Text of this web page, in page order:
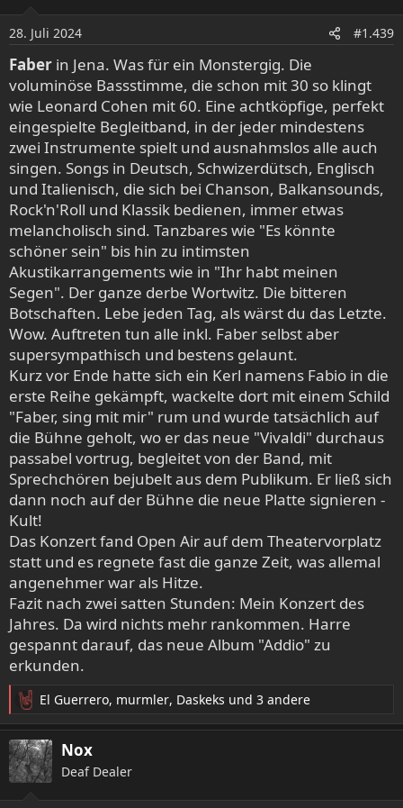
n
e
n
:
28. Juli 2024 #1.439
Faber in Jena. Was für ein Monstergig. Die
voluminöse Bassstimme, die schon mit 30 so klingt
wie Leonard Cohen mit 60. Eine achtköpfige, perfekt
eingespielte Begleitband, in der jeder mindestens
zwei Instrumente spielt und ausnahmslos alle auch
singen. Songs in Deutsch, Schwizerdütsch, Englisch
und Italienisch, die sich bei Chanson, Balkansounds,
Rock'n'Roll und Klassik bedienen, immer etwas
melancholisch sind. Tanzbares wie "Es könnte
schöner sein" bis hin zu intimsten
Akustikarrangements wie in "Ihr habt meinen
Segen". Der ganze derbe Wortwitz. Die bitteren
Botschaften. Lebe jeden Tag, als wärst du das Letzte.
Wow. Auftreten tun alle inkl. Faber selbst aber
supersympathisch und bestens gelaunt.
Kurz vor Ende hatte sich ein Kerl namens Fabio in die
erste Reihe gekämpft, wackelte dort mit einem Schild
"Faber, sing mit mir" rum und wurde tatsächlich auf
die Bühne geholt, wo er das neue "Vivaldi" durchaus
passabel vortrug, begleitet von der Band, mit
Sprechchören bejubelt aus dem Publikum. Er ließ sich
dann noch auf der Bühne die neue Platte signieren -
Kult!
Das Konzert fand Open Air auf dem Theatervorplatz
statt und es regnete fast die ganze Zeit, was allemal
angenehmer war als Hitze.
Fazit nach zwei satten Stunden: Mein Konzert des
Jahres. Da wird nichts mehr rankommen. Harre
gespannt darauf, das neue Album "Addio" zu
erkunden.
R
e
a
k
t
El Guerrero, murmler, Daskeks und 3 andere
Nox
Deaf Dealer